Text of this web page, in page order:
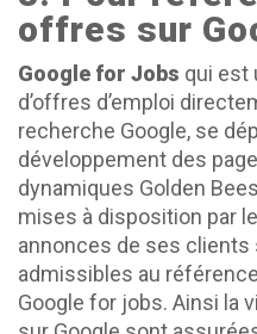
offres sur
Google for Jobs qui est
d’offres d’emploi
recherche Google, se
développement des
dynamiques Golden
mises à disposition par
annonces de ses
admissibles au
Google for jobs. Ainsi la